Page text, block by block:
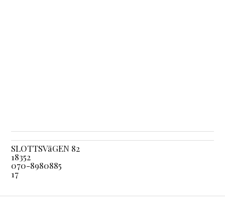
SLOTTSVäGEN 82
18352
070-8980885
17